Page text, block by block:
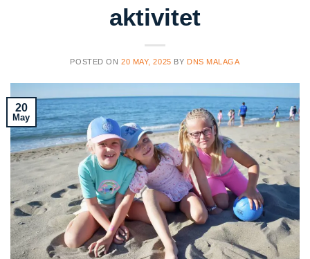
aktivitet
POSTED ON 20 MAY, 2025 BY DNS MALAGA
20
May